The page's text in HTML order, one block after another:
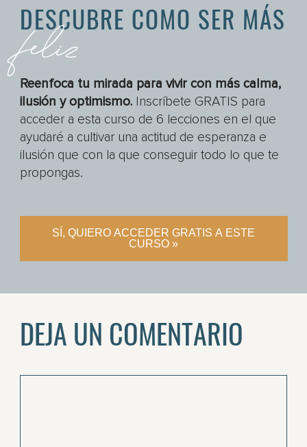
DESCUBRE COMO SER MÁS
feliz
Reenfoca tu mirada para vivir con más calma,
ilusión y optimismo.
Inscríbete GRATIS para
acceder a esta curso de 6 lecciones en el que
ayudaré a cultivar una actitud de esperanza e
ilusión que con la que conseguir todo lo que te
propongas.
SÍ, QUIERO ACCEDER GRATIS A ESTE
CURSO »
DEJA UN COMENTARIO